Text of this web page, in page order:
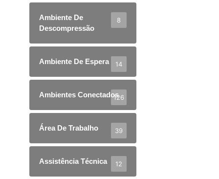
Ambiente De
Descompressão
8
Ambiente De Espera 14
Ambientes Conectados126
Área De Trabalho 39
Assistência Técnica 12